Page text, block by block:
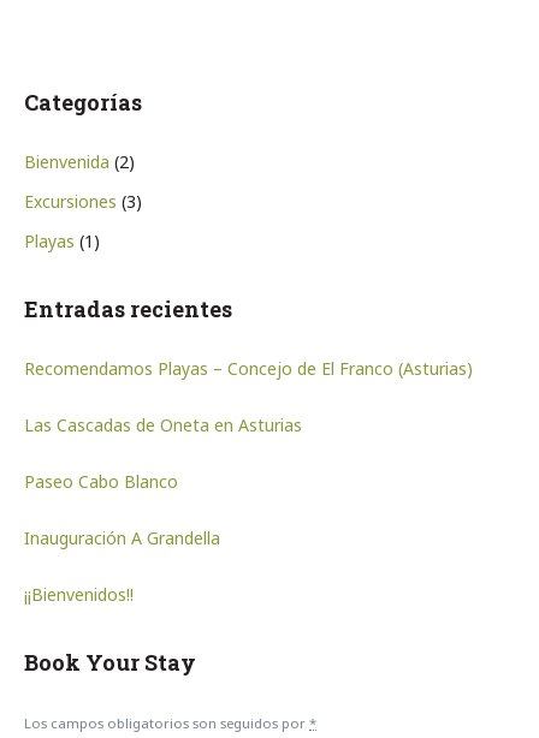
Categorías
Bienvenida (2)
Excursiones (3)
Playas (1)
Entradas recientes
Recomendamos Playas – Concejo de El Franco (Asturias)
Las Cascadas de Oneta en Asturias
Paseo Cabo Blanco
Inauguración A Grandella
¡¡Bienvenidos!!
Book Your Stay
Los campos obligatorios son seguidos por *